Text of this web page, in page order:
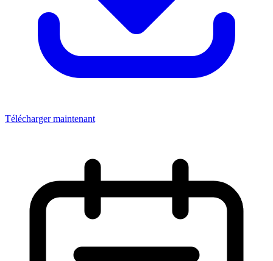
Télécharger maintenant